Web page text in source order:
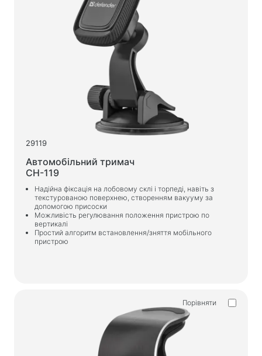
29119
Автомобільний тримач
CH-119
Надійна фіксація на лобовому склі і торпеді, навіть з
текстурованою поверхнею, створенням вакууму за
допомогою присоски
Можливість регулювання положення пристрою по
вертикалі
Простий алгоритм встановлення/зняття мобільного
пристрою
Порівняти